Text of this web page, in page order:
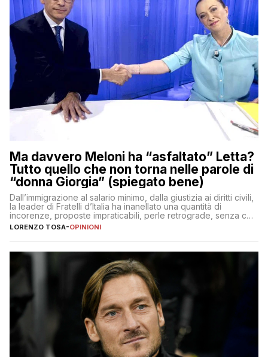
Ma davvero Meloni ha “asfaltato” Letta?
Tutto quello che non torna nelle parole di
“donna Giorgia” (spiegato bene)
Dall’immigrazione al salario minimo, dalla giustizia ai diritti civili,
la leader di Fratelli d’Italia ha inanellato una quantità di
incorenze, proposte impraticabili, perle retrograde, senza che
nessuno – a destra come a sinistra – glielo abbia fatto notare
LORENZO TOSA-OPINIONI